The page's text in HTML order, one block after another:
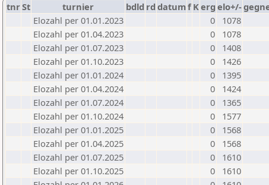
tnrSt turnier bdld rd datumf Kerg elo+/-
Elozahl per 01.01.2023
0
1078
Elozahl per 01.04.2023
0
1078
Elozahl per 01.07.2023
0
1408
Elozahl per 01.10.2023
0
1426
Elozahl per 01.01.2024
0
1395
Elozahl per 01.04.2024
0
1424
Elozahl per 01.07.2024
0
1365
Elozahl per 01.10.2024
0
1577
Elozahl per 01.01.2025
0
1568
Elozahl per 01.04.2025
0
1568
Elozahl per 01.07.2025
0
1610
Elozahl per 01.10.2025
0
1610